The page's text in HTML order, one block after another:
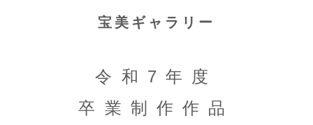
宝美ギャラリー
令和7年度
卒業制作作品